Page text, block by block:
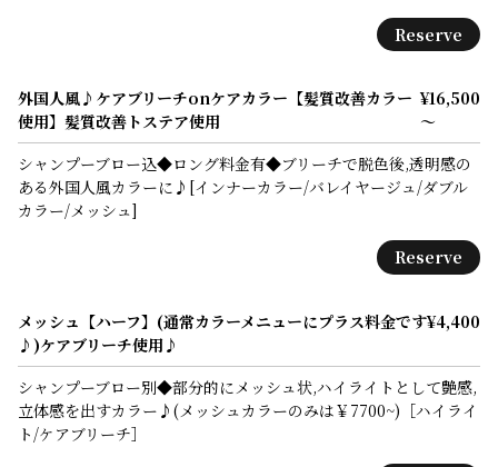
Reserve
外国人風♪ケアブリーチonケアカラー【髪質改善カラー
使用】髪質改善トステア使用
¥16,500
～
シャンプーブロー込◆ロング料金有◆ブリーチで脱色後,透明感の
ある外国人風カラーに♪[インナーカラー/バレイヤージュ/ダブル
カラー/メッシュ]
Reserve
メッシュ【ハーフ】(通常カラーメニューにプラス料金です
♪)ケアブリーチ使用♪
¥4,400
シャンプーブロー別◆部分的にメッシュ状,ハイライトとして艶感,
立体感を出すカラー♪(メッシュカラーのみは￥7700~)［ハイライ
ト/ケアブリーチ］